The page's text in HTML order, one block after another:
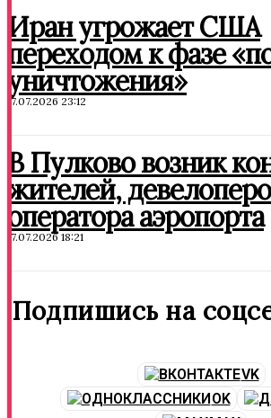
Иран угрожает США
переходом к фазе
уничтожения»
17.07.2026 23:12
В Пулково возник
жителей,
оператора аэропорта
17.07.2026 18:21
Подпишись на
VK
OK